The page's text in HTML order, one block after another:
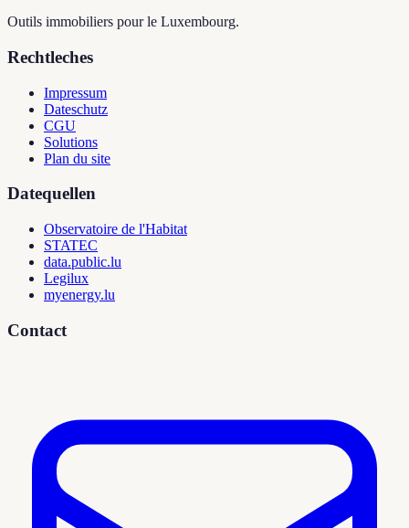
Outils immobiliers pour le Luxembourg.
Rechtleches
Impressum
Dateschutz
CGU
Solutions
Plan du site
Datequellen
Observatoire de l'Habitat
STATEC
data.public.lu
Legilux
myenergy.lu
Contact